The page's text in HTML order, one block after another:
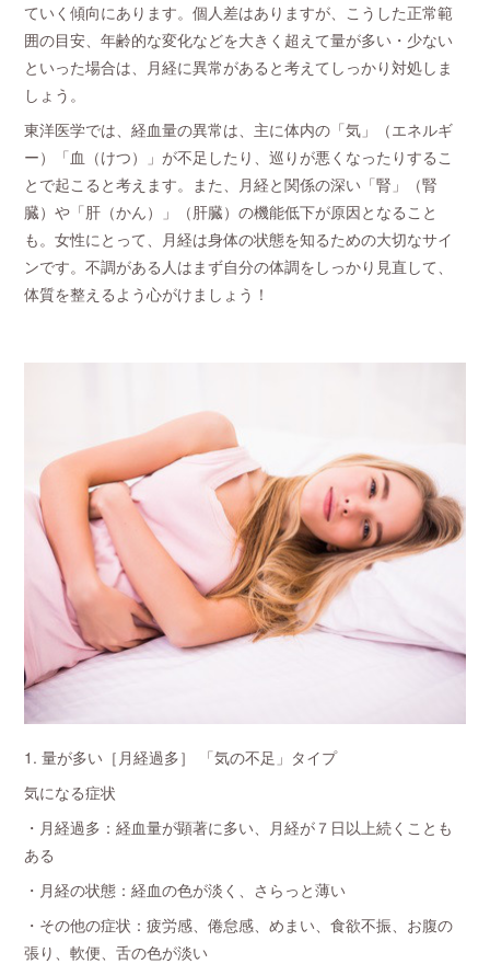
ていく傾向にあります。個人差はありますが、こうした正常範
囲の目安、年齢的な変化などを大きく超えて量が多い・少ない
といった場合は、月経に異常があると考えてしっかり対処しま
しょう。
東洋医学では、経血量の異常は、主に体内の「気」（エネルギ
ー）「血（けつ）」が不足したり、巡りが悪くなったりするこ
とで起こると考えます。また、月経と関係の深い「腎」（腎
臓）や「肝（かん）」（肝臓）の機能低下が原因となること
も。女性にとって、月経は身体の状態を知るための大切なサイ
ンです。不調がある人はまず自分の体調をしっかり見直して、
体質を整えるよう心がけましょう！
1. 量が多い［月経過多］ 「気の不足」タイプ
気になる症状
・月経過多：経血量が顕著に多い、月経が７日以上続くことも
ある
・月経の状態：経血の色が淡く、さらっと薄い
・その他の症状：疲労感、倦怠感、めまい、食欲不振、お腹の
張り、軟便、舌の色が淡い